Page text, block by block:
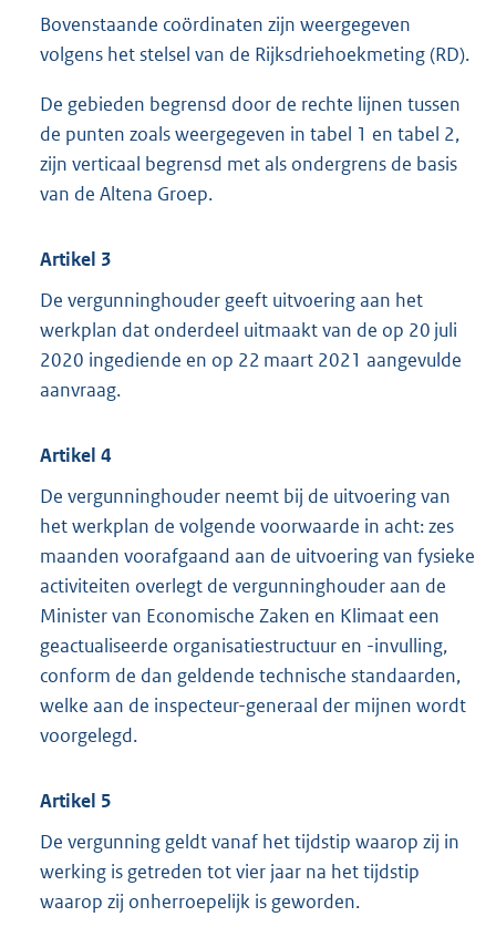
Bovenstaande coördinaten zijn weergegeven
volgens het stelsel van de Rijksdriehoekmeting (RD).
De gebieden begrensd door de rechte lijnen tussen
de punten zoals weergegeven in tabel 1 en tabel 2,
zijn verticaal begrensd met als ondergrens de basis
van de Altena Groep.
Artikel 3
De vergunninghouder geeft uitvoering aan het
werkplan dat onderdeel uitmaakt van de op 20 juli
2020 ingediende en op 22 maart 2021 aangevulde
aanvraag.
Artikel 4
De vergunninghouder neemt bij de uitvoering van
het werkplan de volgende voorwaarde in acht: zes
maanden voorafgaand aan de uitvoering van fysieke
activiteiten overlegt de vergunninghouder aan de
Minister van Economische Zaken en Klimaat een
geactualiseerde organisatiestructuur en -invulling,
conform de dan geldende technische standaarden,
welke aan de inspecteur-generaal der mijnen wordt
voorgelegd.
Artikel 5
De vergunning geldt vanaf het tijdstip waarop zij in
werking is getreden tot vier jaar na het tijdstip
waarop zij onherroepelijk is geworden.